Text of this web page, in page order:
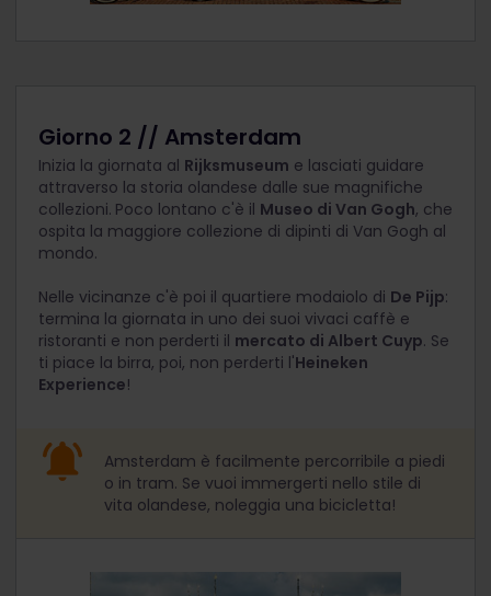
Giorno 2 // Amsterdam
Inizia la giornata al Rijksmuseum e lasciati guidare
attraverso la storia olandese dalle sue magnifiche
collezioni. Poco lontano c'è il Museo di Van Gogh, che
ospita la maggiore collezione di dipinti di Van Gogh al
mondo.
Nelle vicinanze c'è poi il quartiere modaiolo di De Pijp:
termina la giornata in uno dei suoi vivaci caffè e
ristoranti e non perderti il mercato di Albert Cuyp. Se
ti piace la birra, poi, non perderti l'Heineken
Experience!
Amsterdam è facilmente percorribile a piedi
o in tram. Se vuoi immergerti nello stile di
vita olandese, noleggia una bicicletta!